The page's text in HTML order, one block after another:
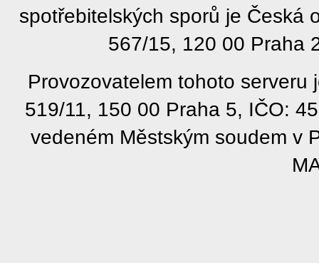
spotřebitelských sporů je Česká
567/15, 120 00 Praha
Provozovatelem tohoto
519/11, 150 00 Praha 5, IČO:
vedeném Městským soudem v